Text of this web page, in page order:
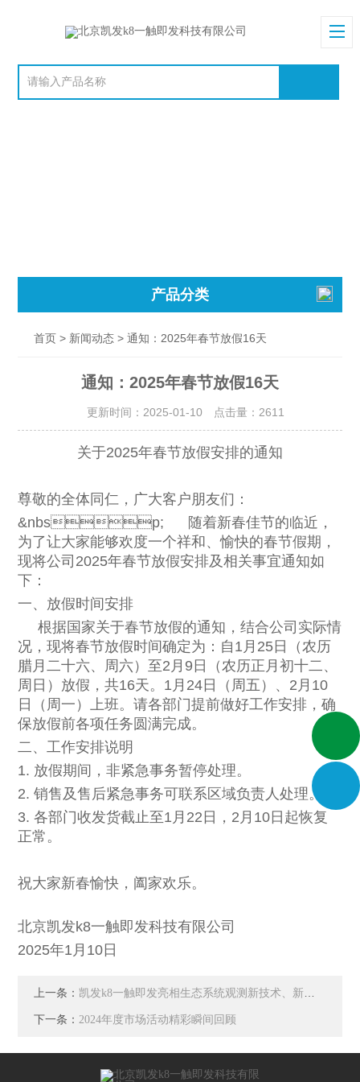
产品分类
首页 > 新闻动态 > 通知：2025年春节放假16天
通知：2025年春节放假16天
更新时间：2025-01-10 点击量： 2611
关于2025年春节放假安排的通知
尊敬的全体同仁，广大客户朋友们：
&nbsp; 随着新春佳节的临近，
为了让大家能够欢度一个祥和、愉快的春节假期，
现将公司2025年春节放假安排及相关事宜通知如
下：
一、放假时间安排
根据国家关于春节放假的通知，结合公司实际情
况，现将春节放假时间确定为：自 1月25日（农历
腊月二十六、周六）至2月9日（农历正月初十二、
周日）放假，共16天。1月24日（周五）、2月10
日（周一）上班。请各部门提前做好工作安排，确
保放假前各项任务圆满完成。
二、工作安排说明
1. 放假期间，非紧急事务暂停处理。
2. 销售及售后紧急事务可联系区域负责人处理。
3. 各部门收发货截止至1月22日，2月10日起恢复
正常。
祝大家新春愉快，阖家欢乐。
北京凯发k8一触即发科技有限公司
2025年1月10日
上一条： 凯发k8一触即发亮相生态系统观测新技术、新方法与仪器研讨会，助力科研创新
下一条： 2024年度市场活动精彩瞬间回顾